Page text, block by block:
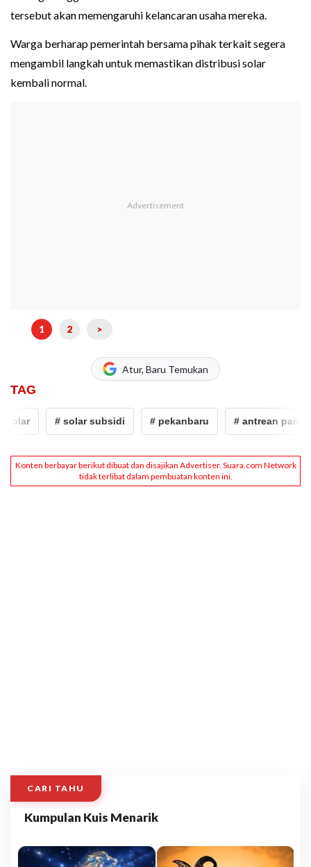
tersebut akan memengaruhi kelancaran usaha mereka.
Warga berharap pemerintah bersama pihak terkait segera
mengambil langkah untuk memastikan distribusi solar
kembali normal.
1 2 >
Atur, Baru Temukan
TAG
# solar subsidi # pekanbaru # antrean panjang
CARI TAHU
Kumpulan Kuis Menarik